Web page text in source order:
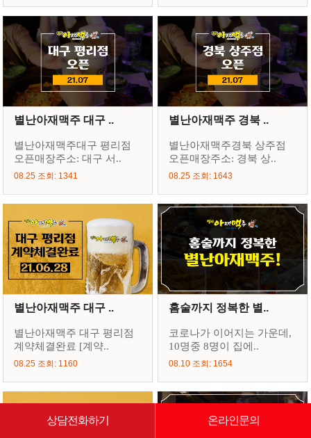
별난아재맥주 대구 ..
별난아재맥주대구 평리점
오픈매장주소: 대구 서..
08.25 조회: 1341
별난아재맥주 경북 ..
별난아재맥주경북 상주점
오픈매장주소: 경북 상..
08.25 조회: 1643
별난아재맥주 대구 ..
별난아재맥주 대구 평리점
계약체결완료 [계약..
08.25 조회: 1160
홈술까지 정복한 별..
코로나가 이어지는 가운데,
10명중 8명이 집에..
08.10 조회: 1654
상담전화하기 온라인문의